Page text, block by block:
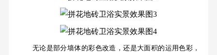
无论是部分墙体的彩色改造，还是大面积的运用色彩，